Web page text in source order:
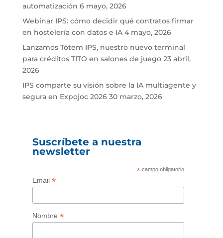
automatización 6 mayo, 2026
Webinar IPS: cómo decidir qué contratos firmar
en hostelería con datos e IA 4 mayo, 2026
Lanzamos Tótem IPS, nuestro nuevo terminal
para créditos TITO en salones de juego 23 abril,
2026
IPS comparte su visión sobre la IA multiagente y
segura en Expojoc 2026 30 marzo, 2026
Suscríbete a nuestra
newsletter
* campo obligatorio
Email *
Nombre *